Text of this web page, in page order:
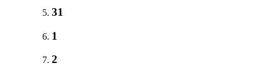
31
1
2